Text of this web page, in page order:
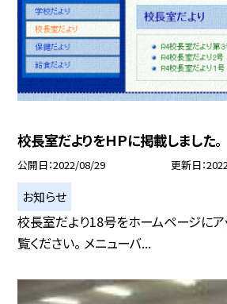
校長室だよりをＨＰに掲載しました。
公開日 2022/08/29 更新日
お知らせ
校長室だより18号をホームページにア
覧ください。 メニューバ...